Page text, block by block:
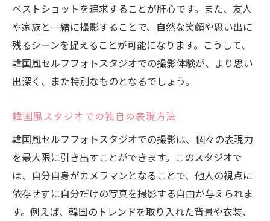
ベストショットを追求することが肝心です。また、友人
や家族と一緒に撮影することで、自然な笑顔や思い出に
残るシーンを捉えることが可能になります。こうして、
韓国風セルフフォトスタジオでの撮影体験が、より思い
出深く、また特別なものとなるでしょう。
韓国風スタジオでの独自の表現方法
韓国風セルフフォトスタジオでの撮影は、個々の表現力
を最大限に引き出すことができます。このスタジオで
は、自分自身がカメラマンとなることで、他人の視点に
依存せずに自分だけの写真を撮影する自由が与えられま
す。例えば、韓国のトレンドを取り入れた背景や衣装、